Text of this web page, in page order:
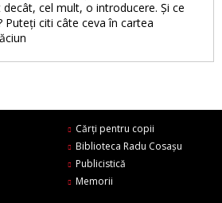
cel mult, o introducere. Și ce
Puteți citi câte ceva în cartea
Cărți pentru copii
Biblioteca Radu Cosaşu
Publicistică
Memorii